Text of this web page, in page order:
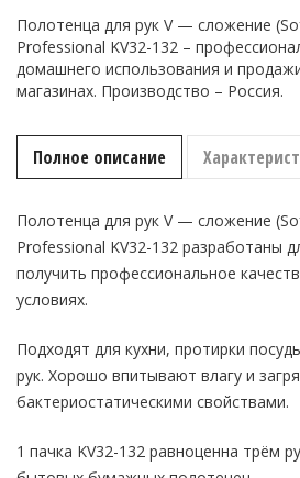
Полотенца для рук V — сложение
Professional KV32-132 –
домашнего использования и
магазинах. Производство – Россия.
Полное описание
Полотенца для рук V — сложение
Professional KV32-132 разработаны
получить профессиональное
условиях.
Подходят для кухни, протирки
рук. Хорошо впитывают влагу и
бактериостатическими свойствами.
1 пачка KV32-132 равноценна трём